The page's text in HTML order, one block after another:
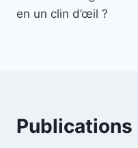
en un clin d’œil ?